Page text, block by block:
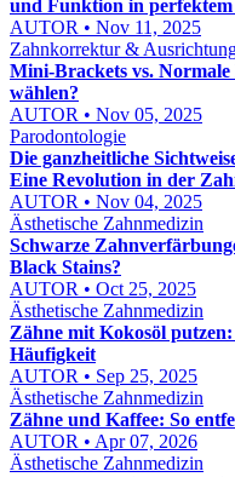
und Funktion in
AUTOR • Nov 11, 2025
Zahnkorrektur &
Mini-Brackets vs. Normale
wählen?
AUTOR • Nov 05, 2025
Parodontologie
Die ganzheitliche
Eine Revolution in der
AUTOR • Nov 04, 2025
Ästhetische Zahnmedizin
Schwarze
Black Stains?
AUTOR • Oct 25, 2025
Ästhetische Zahnmedizin
Zähne mit Kokosöl
Häufigkeit
AUTOR • Sep 25, 2025
Ästhetische Zahnmedizin
Zähne und Kaffee: So
AUTOR • Apr 07, 2026
Ästhetische Zahnmedizin